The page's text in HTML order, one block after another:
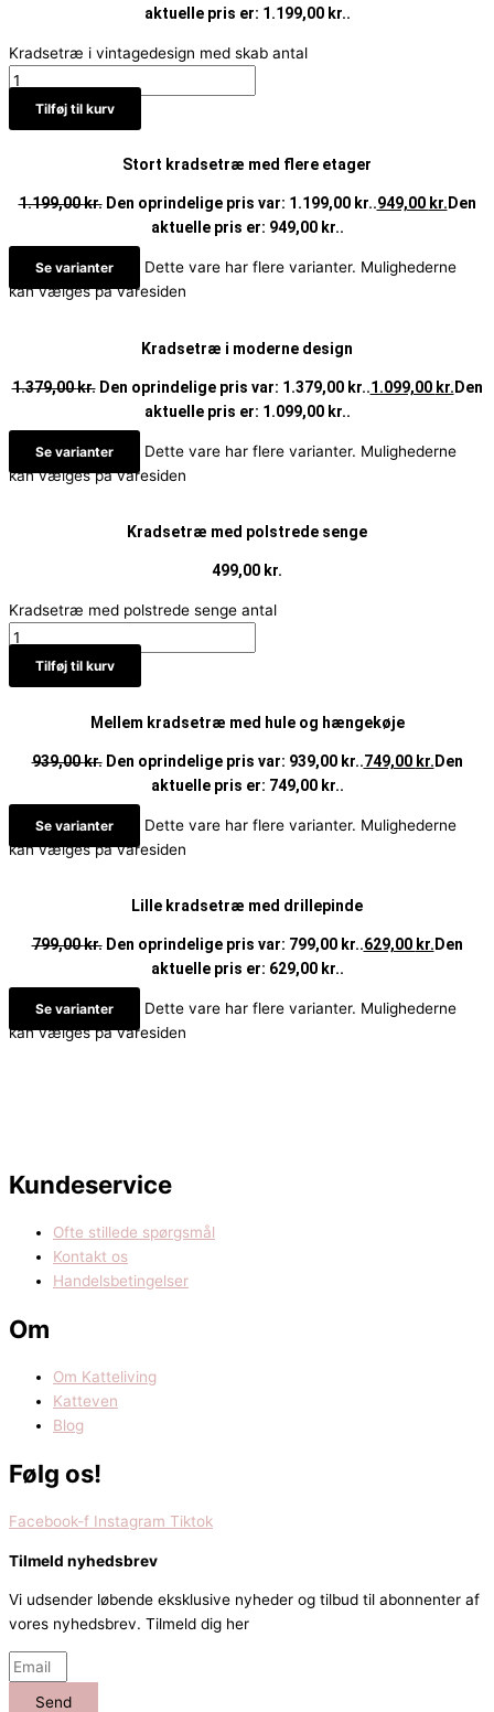
aktuelle pris er: 1.199,00 kr..
Kradsetræ i vintagedesign med skab antal
Tilføj til kurv
Stort kradsetræ med flere etager
1.199,00kr. Den oprindelige pris var: 1.199,00 kr..949,00 kr. Den
aktuelle pris er: 949,00 kr..
Se varianter
Dette vare har flere varianter. Mulighederne
kan vælges på varesiden
Kradsetræ i moderne design
1.379,00kr. Den oprindelige pris var: 1.379,00 kr..1.099,00 kr. Den
aktuelle pris er: 1.099,00 kr..
Se varianter
Dette vare har flere varianter. Mulighederne
kan vælges på varesiden
Kradsetræ med polstrede senge
499,00 kr.
Kradsetræ med polstrede senge antal
Tilføj til kurv
Mellem kradsetræ med hule og hængekøje
939,00kr. Den oprindelige pris var: 939,00 kr..749,00 kr. Den
aktuelle pris er: 749,00 kr..
Se varianter
Dette vare har flere varianter. Mulighederne
kan vælges på varesiden
Lille kradsetræ med drillepinde
799,00kr. Den oprindelige pris var: 799,00 kr..629,00 kr. Den
aktuelle pris er: 629,00 kr..
Se varianter
Dette vare har flere varianter. Mulighederne
kan vælges på varesiden
Kundeservice
Ofte stillede spørgsmål
Kontakt os
Handelsbetingelser
Om
Om Katteliving
Katteven
Blog
Følg os!
Facebook-f Instagram Tiktok
Tilmeld nyhedsbrev
Vi udsender løbende eksklusive nyheder og tilbud til abonnenter af
vores nyhedsbrev. Tilmeld dig her
Send